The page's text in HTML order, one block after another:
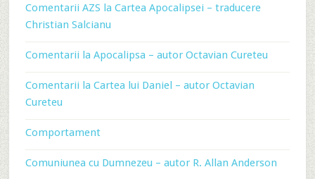
Comentarii AZS la Cartea Apocalipsei – traducere
Christian Salcianu
Comentarii la Apocalipsa – autor Octavian Cureteu
Comentarii la Cartea lui Daniel – autor Octavian
Cureteu
Comportament
Comuniunea cu Dumnezeu – autor R. Allan Anderson